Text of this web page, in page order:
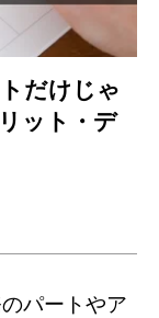
だけじゃ
ット・デ
パートやア